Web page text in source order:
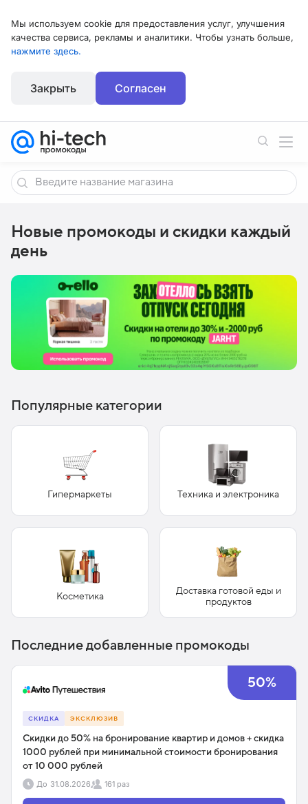
Мы используем cookie для предоставления услуг, улучшения
качества сервиса, рекламы и аналитики. Чтобы узнать больше,
нажмите здесь.
Закрыть Согласен
Новые промокоды и скидки каждый
день
Популярные категории
Гипермаркеты Техника и электроника
Косметика
Доставка готовой еды и
продуктов
Последние добавленные промокоды
50%
СКИДКА ЭКСКЛЮЗИВ
Скидки до 50% на бронирование квартир и домов + cкидка
1000 рублей при минимальной стоимости бронирования
от 10 000 рублей
До 31.08.2026 161 раз